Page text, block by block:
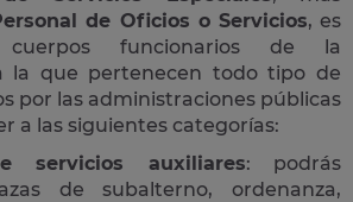
de Oficios o Servicios, es
funcionarios de la
la que pertenecen todo tipo de
por las administraciones públicas
a las siguientes categorías:
servicios auxiliares: podrás
de subalterno, ordenanza,